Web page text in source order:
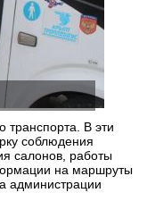
транспорта. В эти
соблюдения
салонов, работы
на маршруты
администрации